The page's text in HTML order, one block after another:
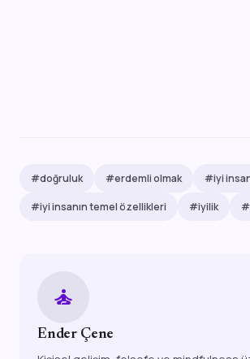
#doğruluk #erdemli olmak #iyi
#iyi insanın temel özellikleri #iyilik
self_improvement
Ender Çene